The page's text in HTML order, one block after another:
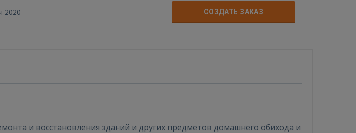
2020
СОЗДАТЬ ЗАКАЗ
и восстановления зданий и других предметов домашнего обихода и